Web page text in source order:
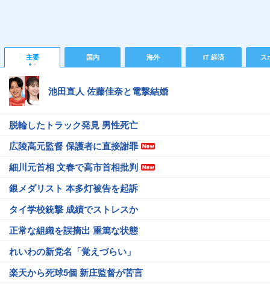
主要 国内 海外 IT 経済 ス
池田直人 佐藤佳奈と電撃結婚
脱輪したトラック発見 男性死亡
広陵高元監督 保護者に直接謝罪
細川元首相 文春で高市首相批判
銀メダリスト 本多灯被告を起訴
タイ学校銃撃 成績でストレスか
正常な組織を誤摘出 重篤な状態
れいわの新党名「覚えづらい」
楽天から死球5個 新庄監督が苦言